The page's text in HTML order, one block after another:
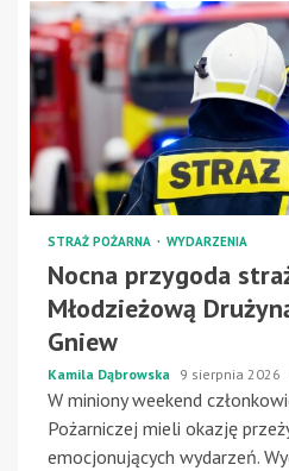
STRAŻ POŻARNA WYDARZENIA
Nocna przygoda
Młodzieżową
Gniew
Kamila Dąbrowska 9 sierpnia 2026
W miniony weekend
Pożarniczej mieli okazję
emocjonujących wydarzeń.